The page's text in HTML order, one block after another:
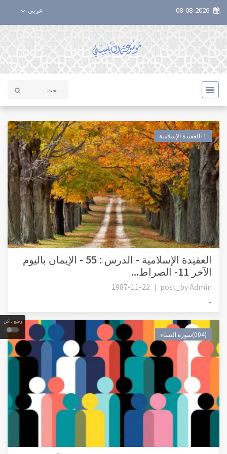
وضع داكن
عربي
٠1العقيدة الإسلامية
العقيدة الإسلامية - الدرس : 55 - الإيمان باليوم
الآخر 11- الصراط...
post_byAdmin
1987-11-22
-
(004)سورة النساء